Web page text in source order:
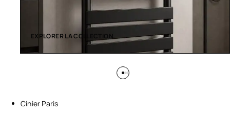
EXPLORER LA COLLECTION
Cinier Paris